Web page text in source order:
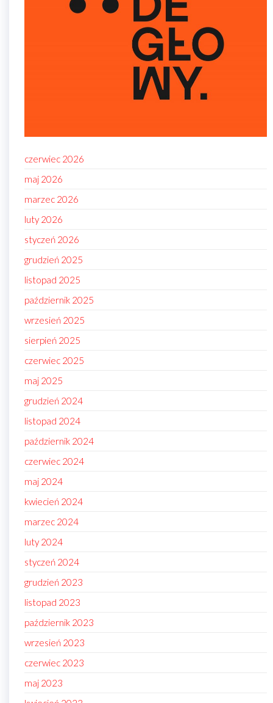
czerwiec 2026
maj 2026
marzec 2026
luty 2026
styczeń 2026
grudzień 2025
listopad 2025
październik 2025
wrzesień 2025
sierpień 2025
czerwiec 2025
maj 2025
grudzień 2024
listopad 2024
październik 2024
czerwiec 2024
maj 2024
kwiecień 2024
marzec 2024
luty 2024
styczeń 2024
grudzień 2023
listopad 2023
październik 2023
wrzesień 2023
czerwiec 2023
maj 2023